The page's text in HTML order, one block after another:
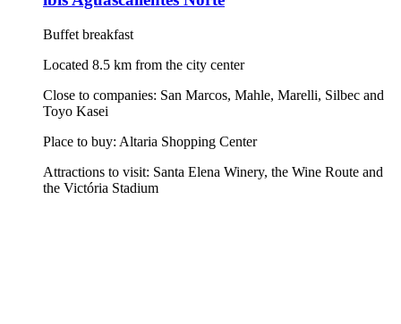
Buffet breakfast
Located 8.5 km from the city center
Close to companies: San Marcos, Mahle, Marelli, Silbec and
Toyo Kasei
Place to buy: Altaria Shopping Center
Attractions to visit: Santa Elena Winery, the Wine Route and
the Victória Stadium